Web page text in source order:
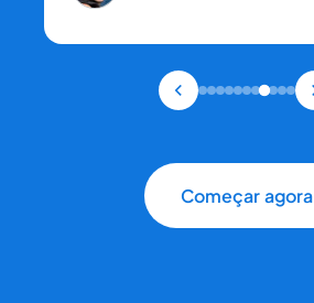
Começar agora